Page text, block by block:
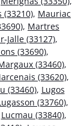
(33210), Mauriac
, Martres
Jalle (33127),
(33690),
(33460),
(33620),
(33460), Lugos
(33760),
Lucmau (33840),